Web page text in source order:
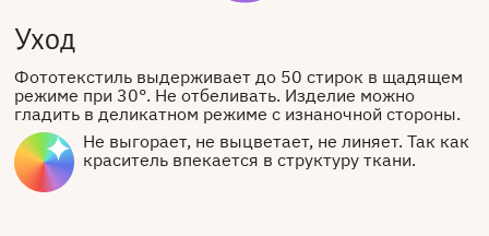
Уход
Фототекстиль выдерживает до 50 стирок в щадящем
режиме при 30°. Не отбеливать. Изделие можно
гладить в деликатном режиме с изнаночной стороны.
Не выгорает, не выцветает, не линяет. Так как
краситель впекается в структуру ткани.